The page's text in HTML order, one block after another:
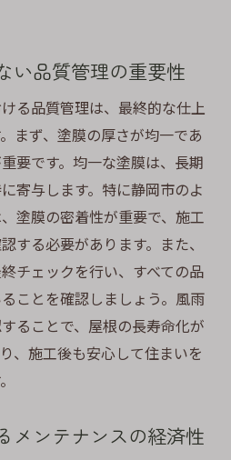
い品質管理の重要性
る品質管理は、最終的な仕上
まず、塗膜の厚さが均一であ
要です。均一な塗膜は、長期
寄与します。特に静岡市のよ
塗膜の密着性が重要で、施工
する必要があります。また、
チェックを行い、すべての品
ことを確認しましょう。風雨
ることで、屋根の長寿命化が
、施工後も安心して住まいを
メンテナンスの経済性